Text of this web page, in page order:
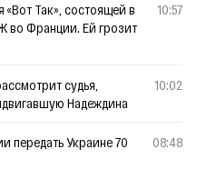
Так», состоящей в
во Франции. Ей грозит
10:57
судья,
Надеждина
10:02
передать Украине 70
08:48